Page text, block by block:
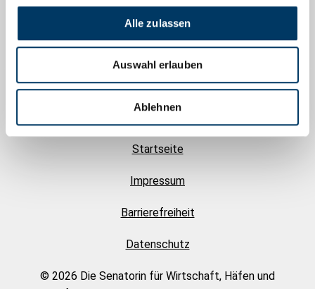
Alle zulassen
Auswahl erlauben
Ablehnen
Startseite
Impressum
Barrierefreiheit
Datenschutz
© 2026 Die Senatorin für Wirtschaft, Häfen und